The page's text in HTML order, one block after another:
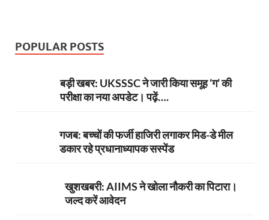
POPULAR POSTS
बड़ी खबर: UKSSSC ने जारी किया समूह ‘ग’ की
परीक्षा का नया अपडेट। पढ़ें….
गजब: बच्चों की फर्जी हाजिरी लगाकर मिड-डे मील
डकार रहे प्रधानाध्यापक सस्पेंड
खुशखबरी: AIIMS ने खोला नौकरी का पिटारा।
जल्द करें आवेदन